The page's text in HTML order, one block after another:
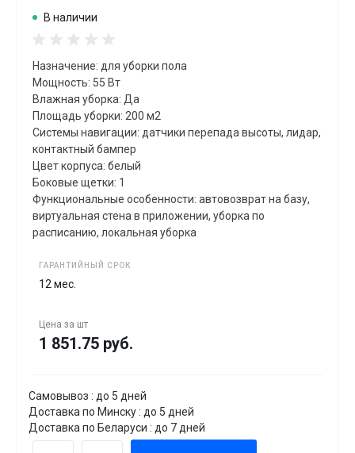
В наличии
Назначение: для уборки пола
Мощность: 55 Вт
Влажная уборка: Да
Площадь уборки: 200 м2
Системы навигации: датчики перепада высоты, лидар,
контактный бампер
Цвет корпуса: белый
Боковые щетки: 1
Функциональные особенности: автовозврат на базу,
виртуальная стена в приложении, уборка по
расписанию, локальная уборка
ГАРАНТИЙНЫЙ СРОК
12 мес.
Цена за шт
1 851.75 руб.
Самовывоз : до 5 дней
Доставка по Минску : до 5 дней
Доставка по Беларуси : до 7 дней